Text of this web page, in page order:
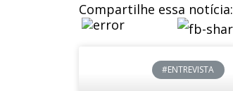
Compartilhe essa notícia:
#ENTREVISTA